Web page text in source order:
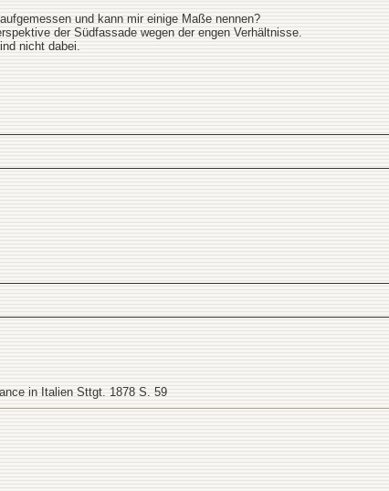
und kann mir einige Maße nennen?
der Südfassade wegen der engen Verhältnisse.
nicht dabei.
in Italien Sttgt. 1878 S. 59